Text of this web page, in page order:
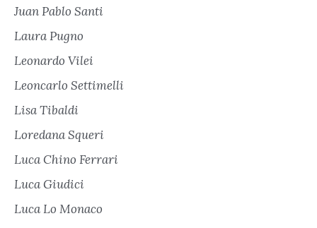
Juan Pablo Santi
Laura Pugno
Leonardo Vilei
Leoncarlo Settimelli
Lisa Tibaldi
Loredana Squeri
Luca Chino Ferrari
Luca Giudici
Luca Lo Monaco